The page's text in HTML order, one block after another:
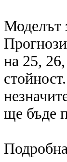
Моделът
на 25,
ще бъде